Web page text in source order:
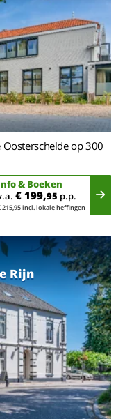
op 300
& Boeken
€ 199,95 p.p.
215,95 incl. lokale heffingen
Rijn